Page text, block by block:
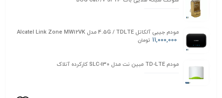
مودم جیبی آلکاتل 4.5G / TDLTE مدل Alcatel Link Zone MW12VK
11,000,000 تومان
مودم TD-LTE مبین نت مدل SLC-130 کارکرده آنلاک